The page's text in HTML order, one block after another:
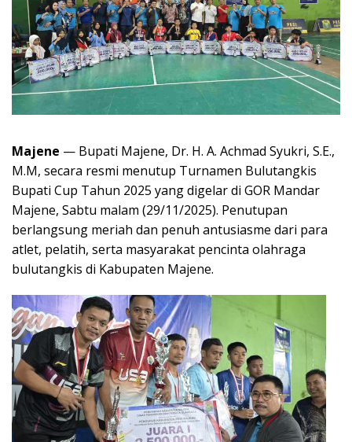
Majene — Bupati Majene, Dr. H. A. Achmad Syukri, S.E.,
M.M, secara resmi menutup Turnamen Bulutangkis
Bupati Cup Tahun 2025 yang digelar di GOR Mandar
Majene, Sabtu malam (29/11/2025). Penutupan
berlangsung meriah dan penuh antusiasme dari para
atlet, pelatih, serta masyarakat pencinta olahraga
bulutangkis di Kabupaten Majene.